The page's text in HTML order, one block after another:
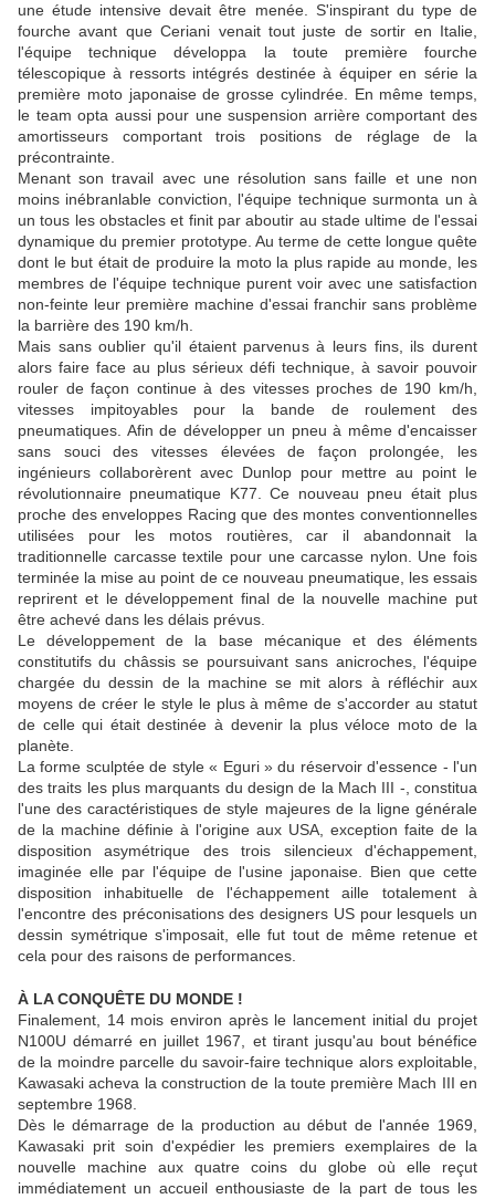
une étude intensive devait être menée. S'inspirant du type de
fourche avant que Ceriani venait tout juste de sortir en Italie,
l'équipe technique développa la toute première fourche
télescopique à ressorts intégrés destinée à équiper en série la
première moto japonaise de grosse cylindrée. En même temps,
le team opta aussi pour une suspension arrière comportant des
amortisseurs comportant trois positions de réglage de la
précontrainte.
Menant son travail avec une résolution sans faille et une non
moins inébranlable conviction, l'équipe technique surmonta un à
un tous les obstacles et finit par aboutir au stade ultime de l'essai
dynamique du premier prototype. Au terme de cette longue quête
dont le but était de produire la moto la plus rapide au monde, les
membres de l'équipe technique purent voir avec une satisfaction
non-feinte leur première machine d'essai franchir sans problème
la barrière des 190 km/h.
Mais sans oublier qu'il étaient parvenus à leurs fins, ils durent
alors faire face au plus sérieux défi technique, à savoir pouvoir
rouler de façon continue à des vitesses proches de 190 km/h,
vitesses impitoyables pour la bande de roulement des
pneumatiques. Afin de développer un pneu à même d'encaisser
sans souci des vitesses élevées de façon prolongée, les
ingénieurs collaborèrent avec Dunlop pour mettre au point le
révolutionnaire pneumatique K77. Ce nouveau pneu était plus
proche des enveloppes Racing que des montes conventionnelles
utilisées pour les motos routières, car il abandonnait la
traditionnelle carcasse textile pour une carcasse nylon. Une fois
terminée la mise au point de ce nouveau pneumatique, les essais
reprirent et le développement final de la nouvelle machine put
être achevé dans les délais prévus.
Le développement de la base mécanique et des éléments
constitutifs du châssis se poursuivant sans anicroches, l'équipe
chargée du dessin de la machine se mit alors à réfléchir aux
moyens de créer le style le plus à même de s'accorder au statut
de celle qui était destinée à devenir la plus véloce moto de la
planète.
La forme sculptée de style « Eguri » du réservoir d'essence - l'un
des traits les plus marquants du design de la Mach III -, constitua
l'une des caractéristiques de style majeures de la ligne générale
de la machine définie à l'origine aux USA, exception faite de la
disposition asymétrique des trois silencieux d'échappement,
imaginée elle par l'équipe de l'usine japonaise. Bien que cette
disposition inhabituelle de l'échappement aille totalement à
l'encontre des préconisations des designers US pour lesquels un
dessin symétrique s'imposait, elle fut tout de même retenue et
cela pour des raisons de performances.
À LA CONQUÊTE DU MONDE !
Finalement, 14 mois environ après le lancement initial du projet
N100U démarré en juillet 1967, et tirant jusqu'au bout bénéfice
de la moindre parcelle du savoir-faire technique alors exploitable,
Kawasaki acheva la construction de la toute première Mach III en
septembre 1968.
Dès le démarrage de la production au début de l'année 1969,
Kawasaki prit soin d'expédier les premiers exemplaires de la
nouvelle machine aux quatre coins du globe où elle reçut
immédiatement un accueil enthousiaste de la part de tous les